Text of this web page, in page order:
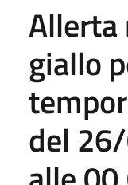
Allerta
giallo
del